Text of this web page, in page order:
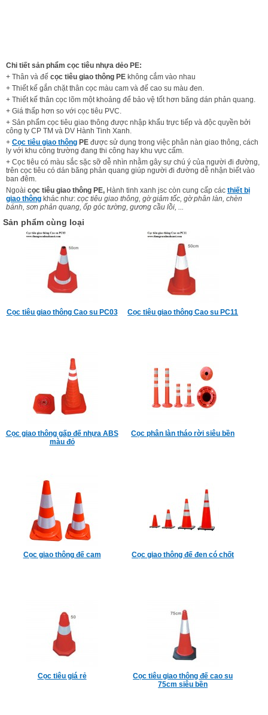
Chi tiết sản phẩm cọc tiêu nhựa dẻo PE:
+ Thân và đế cọc tiêu giao thông PE không cắm vào nhau
+ Thiết kế gắn chặt thân cọc màu cam và đế cao su màu đen.
+ Thiết kế thân cọc lõm một khoảng để bảo vệ tốt hơn băng dán phản quang.
+ Giá thấp hơn so với cọc tiêu PVC.
+ Sản phẩm cọc tiêu giao thông được nhập khẩu trực tiếp và độc quyền bởi
công ty CP TM và DV Hành Tinh Xanh.
+ Cọc tiêu giao thông PE được sử dụng trong việc phân nàn giao thông, cách
ly với khu công trường đang thi công hay khu vực cấm.
+ Cọc tiêu có màu sắc sặc sỡ dễ nhìn nhằm gây sự chú ý của người đi đường,
trên cọc tiêu có dán băng phản quang giúp người đi đường dễ nhận biết vào
ban đêm.
Ngoài cọc tiêu giao thông PE, Hành tinh xanh jsc còn cung cấp các thiết bị
giao thông khác như: cọc tiêu giao thông, gờ giảm tốc, gờ phân làn, chèn
bánh, sơn phản quang, ốp góc tường, gương cầu lồi, ...
Sản phẩm cùng loại
Cọc tiêu giao thông Cao su PC03 Cọc tiêu giao thông Cao su PC11
Cọc giao thông gấp đế nhựa ABS
màu đỏ
Cọc phân làn tháo rời siêu bền
Cọc giao thông đế cam Cọc giao thông đế đen có chốt
Cọc tiêu giá rẻ
Cọc tiêu giao thông đế cao su
75cm siêu bền